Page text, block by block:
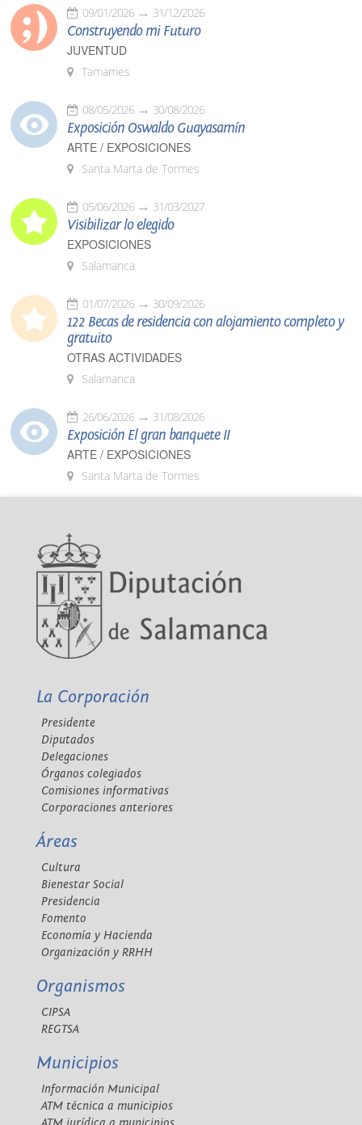
09/01/2026 31/12/2026
Construyendo mi Futuro
JUVENTUD
Tamames
08/05/2026 30/08/2026
Exposición Oswaldo Guayasamín
ARTE / EXPOSICIONES
Santa Marta de Tormes
05/06/2026 31/03/2027
Visibilizar lo elegido
EXPOSICIONES
Salamanca
01/07/2026 30/09/2026
122 Becas de residencia con alojamiento completo y
gratuito
OTRAS ACTIVIDADES
Salamanca
26/06/2026 31/08/2026
Exposición El gran banquete II
ARTE / EXPOSICIONES
Santa Marta de Tormes
La Corporación
Presidente
Diputados
Delegaciones
Órganos colegiados
Comisiones informativas
Corporaciones anteriores
Áreas
Cultura
Bienestar Social
Presidencia
Fomento
Economía y Hacienda
Organización y RRHH
Organismos
CIPSA
REGTSA
Municipios
Información Municipal
ATM técnica a municipios